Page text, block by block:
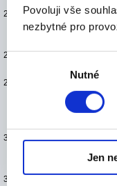
Povoluji vše
nezbytné pro
Výběr
Nutné
Jen
Expression Studio 4
Web Professional
SharePoint 2010
komunikace – Office
Communicator, Live
Licence pro desktopy
v datacentrech: VDA,